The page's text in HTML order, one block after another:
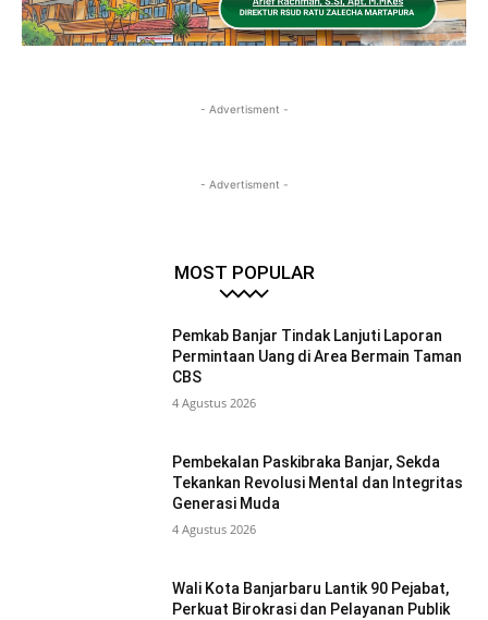
- Advertisment -
- Advertisment -
MOST POPULAR
Pemkab Banjar Tindak Lanjuti Laporan
Permintaan Uang di Area Bermain Taman
CBS
4 Agustus 2026
Pembekalan Paskibraka Banjar, Sekda
Tekankan Revolusi Mental dan Integritas
Generasi Muda
4 Agustus 2026
Wali Kota Banjarbaru Lantik 90 Pejabat,
Perkuat Birokrasi dan Pelayanan Publik